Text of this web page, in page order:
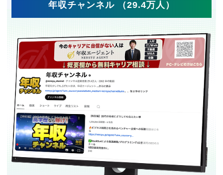
年収チャンネル （29.4万人）